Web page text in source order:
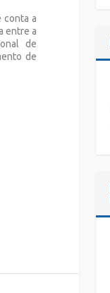
conta a
entre a
de
de